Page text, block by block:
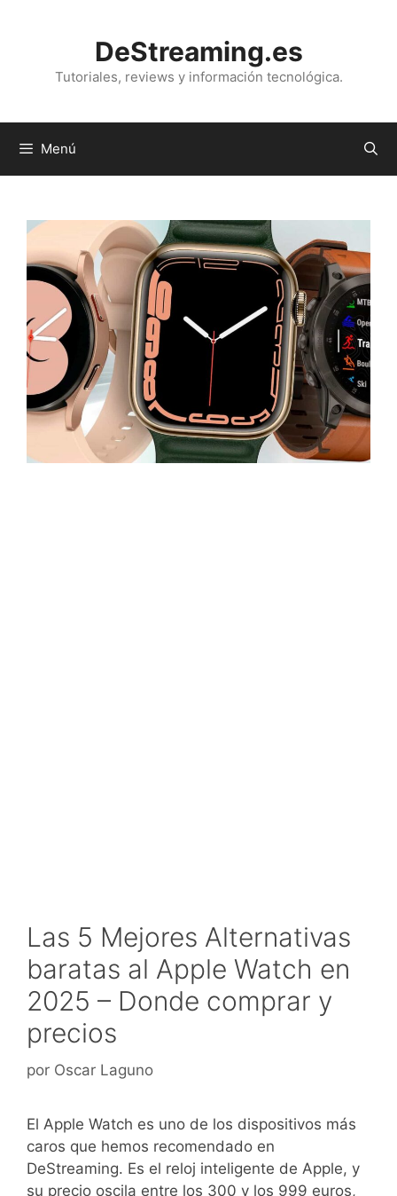
DeStreaming.es
Tutoriales, reviews y información tecnológica.
Menú
Las 5 Mejores Alternativas
baratas al Apple Watch en
2025 – Donde comprar y
precios
por Oscar Laguno
El Apple Watch es uno de los dispositivos más
caros que hemos recomendado en
DeStreaming. Es el reloj inteligente de Apple, y
su precio oscila entre los 300 y los 999 euros,